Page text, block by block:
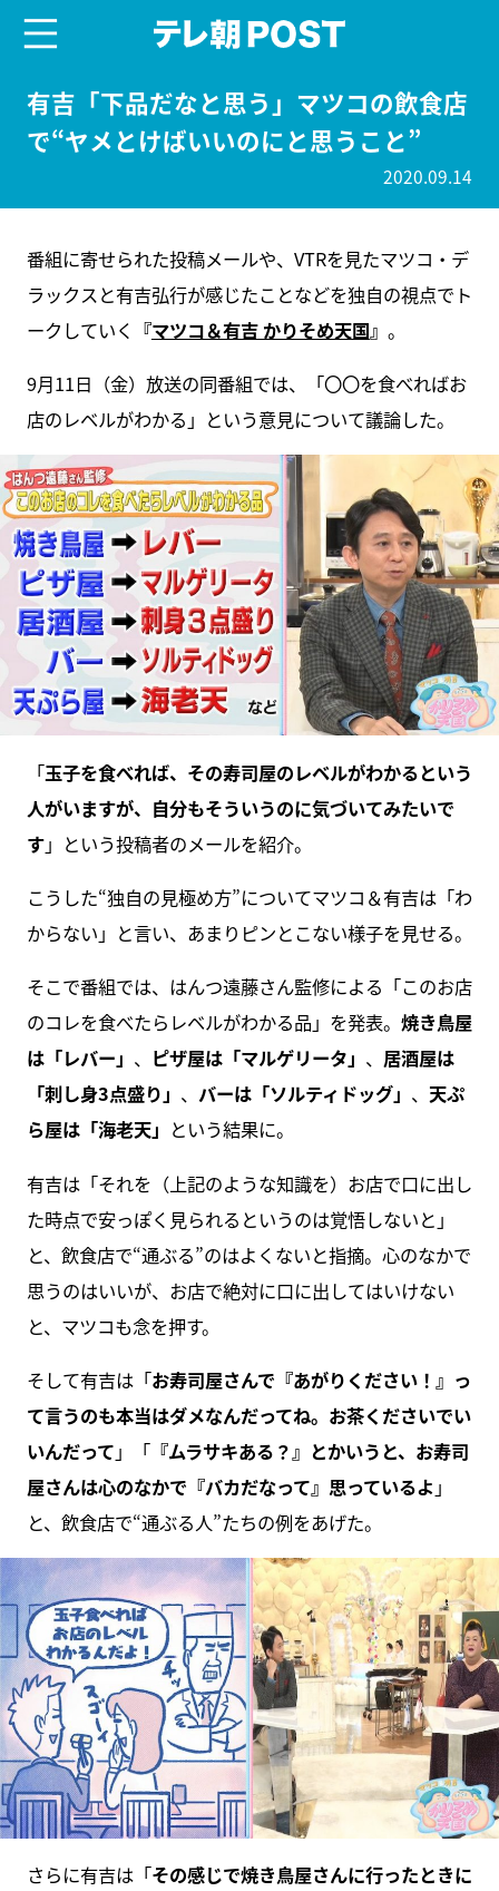
有吉「下品だなと思う」マツコの飲食店
で“ヤメとけばいいのにと思うこと”
2020.09.14
番組に寄せられた投稿メールや、VTRを見たマツコ・デ
ラックスと有吉弘行が感じたことなどを独自の視点でト
ークしていく 『マツコ＆有吉 かりそめ天国』 。
9月11日（金）放送の同番組では、「〇〇を食べればお
店のレベルがわかる」という意見について議論した。
「玉子を食べれば、その寿司屋のレベルがわかるという
人がいますが、自分もそういうのに気づいてみたいで
す」という投稿者のメールを紹介。
こうした“独自の見極め方”についてマツコ＆有吉は「わ
からない」と言い、あまりピンとこない様子を見せる。
そこで番組では、はんつ遠藤さん監修による「このお店
のコレを食べたらレベルがわかる品」を発表。 焼き鳥屋
は「レバー」 、 ピザ屋は「マルゲリータ」 、 居酒屋は
「刺し身3点盛り」 、 バーは「ソルティドッグ」 、 天ぷ
ら屋は「海老天」 という結果に。
有吉は「それを（上記のような知識を）お店で口に出し
た時点で安っぽく見られるというのは覚悟しないと」
と、飲食店で“通ぶる”のはよくないと指摘。心のなかで
思うのはいいが、お店で絶対に口に出してはいけない
と、マツコも念を押す。
そして有吉は「お寿司屋さんで『あがりください！』っ
て言うのも本当はダメなんだってね。お茶くださいでい
いんだって 」「『ムラサキある？』とかいうと、お寿司
屋さんは心のなかで『バカだなって』思っているよ 」
と、飲食店で“通ぶる人”たちの例をあげた。
さらに有吉は「その感じで焼き鳥屋さんに行ったときに